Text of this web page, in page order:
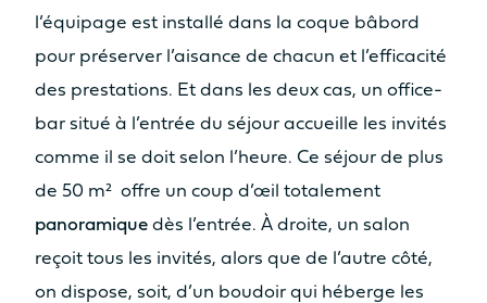
l’équipage est installé dans la coque bâbord
pour préserver l’aisance de chacun et l’efficacité
des prestations. Et dans les deux cas, un office-
bar situé à l’entrée du séjour accueille les invités
comme il se doit selon l’heure. Ce séjour de plus
de 50 m² offre un coup d’œil totalement
panoramique dès l’entrée. À droite, un salon
reçoit tous les invités, alors que de l’autre côté,
on dispose, soit, d’un boudoir qui héberge les